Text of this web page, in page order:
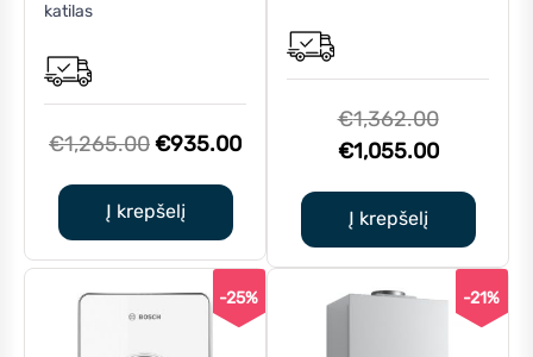
katilas
€1,265.00Original
was:
€1,265.00.
€935.00Current
€935.00.
Į krepšelį
€1,362.00Original
price
€1,055.00Current
Į krepšelį
-25% -21%